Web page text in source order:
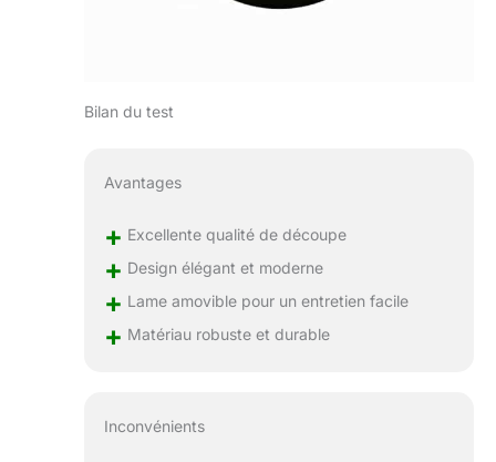
Bilan du test
Avantages
+ Excellente qualité de découpe
+ Design élégant et moderne
+ Lame amovible pour un entretien facile
+ Matériau robuste et durable
Inconvénients